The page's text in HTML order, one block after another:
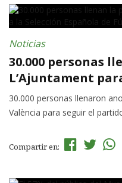
Noticias
30.000 personas
L’Ajuntament
30.000 personas llenaron
València para seguir el
Compartir en: